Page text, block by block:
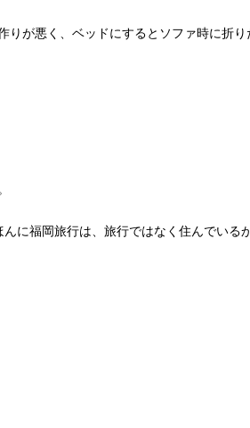
りが悪く、ベッドにするとソファ時に折り
に福岡旅行は、旅行ではなく住んでいる